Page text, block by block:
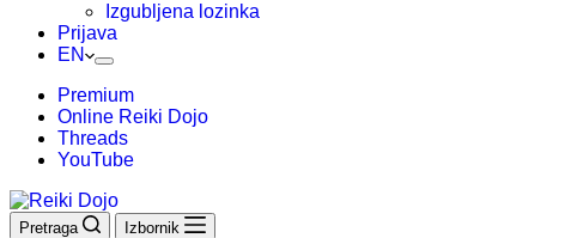
Izgubljena lozinka
Prijava
EN
Premium
Online Reiki Dojo
Threads
YouTube
Pretraga Izbornik